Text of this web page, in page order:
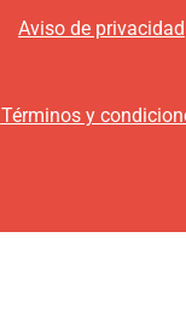
Aviso de privacidad
Términos y